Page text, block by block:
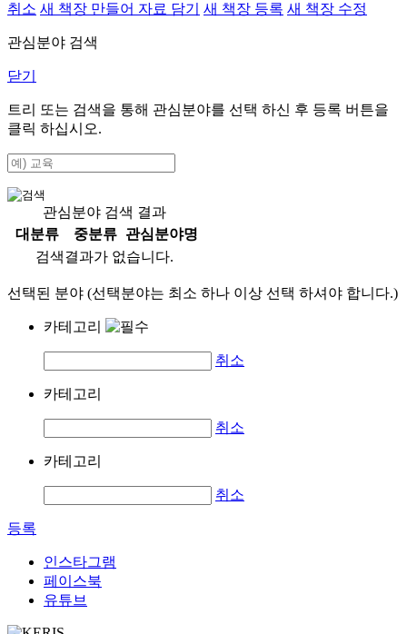
취소 새 책장 만들어 자료 담기 새 책장 등록 새 책장 수정
관심분야 검색
닫기
트리 또는 검색을 통해 관심분야를 선택 하신 후 등록 버튼을
클릭 하십시오.
관심분야 검색 결과
대분류
중분류
관심분야명
검색결과가 없습니다.
선택된 분야 (선택분야는 최소 하나 이상 선택 하셔야 합니다.)
카테고리
취소
카테고리
취소
카테고리
취소
등록
인스타그램
페이스북
유튜브